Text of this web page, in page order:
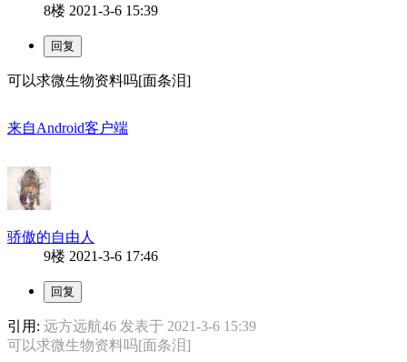
8楼 2021-3-6 15:39
可以求微生物资料吗[面条泪]
来自Android客户端
骄傲的自由人
9楼 2021-3-6 17:46
引用: 远方远航46 发表于 2021-3-6 15:39
可以求微生物资料吗[面条泪]